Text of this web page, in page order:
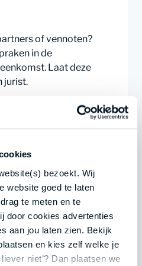
bezoekt. Wij
website goed te laten
te meten en te
door cookies advertenties
aan jou laten zien. Bekijk
en kies zelf welke je
niet’? Dan plaatsen we
of vennoten?
in de
Laat deze
jurist.
laten